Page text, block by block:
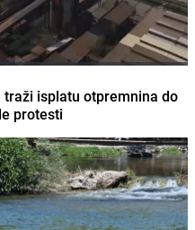
isplatu otpremnina do
protesti